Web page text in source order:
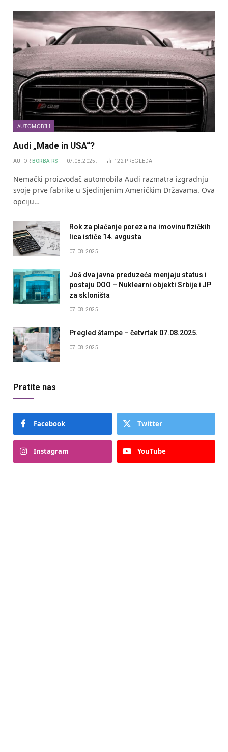
AUTOMOBILI
Audi „Made in USA“?
AUTOR BORBA.RS 07.08.2025. 122 PREGLEDA
Nemački proizvođač automobila Audi razmatra izgradnju
svoje prve fabrike u Sjedinjenim Američkim Državama. Ova
opciju…
Rok za plaćanje poreza na imovinu fizičkih
lica ističe 14. avgusta
07.08.2025.
Još dva javna preduzeća menjaju status i
postaju DOO – Nuklearni objekti Srbije i JP
za skloništa
07.08.2025.
Pregled štampe – četvrtak 07.08.2025.
07.08.2025.
Pratite nas
Facebook Twitter
Instagram YouTube